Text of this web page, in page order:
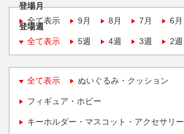
登場月
全て表示
9月 8月 7月 6月
登場週
全て表示
5週 4週 3週 2週
全て表示 ぬいぐるみ・クッション
フィギュア・ホビー
キーホルダー・マスコット・アクセサリー